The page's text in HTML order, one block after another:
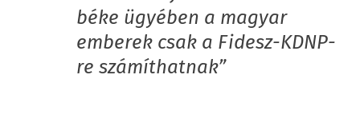
béke ügyében a magyar
emberek csak a Fidesz-KDNP-
re számíthatnak”